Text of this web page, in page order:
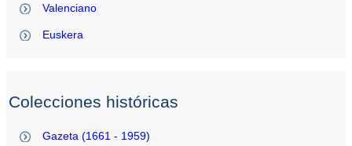
Valenciano
Euskera
Colecciones históricas
Gazeta (1661 - 1959)